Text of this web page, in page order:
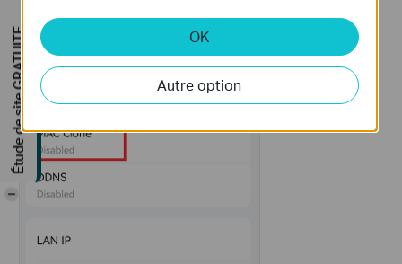
OK
Autre option
Étude de site GRATUITE